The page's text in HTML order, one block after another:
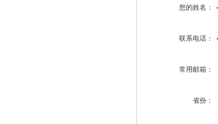
您的姓名：
联系电话：
常用邮箱：
省份：